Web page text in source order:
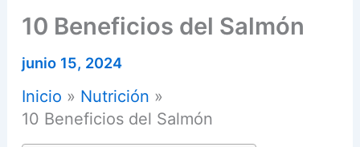
10 Beneficios del Salmón
junio 15, 2024
Inicio
Nutrición
10 Beneficios del Salmón